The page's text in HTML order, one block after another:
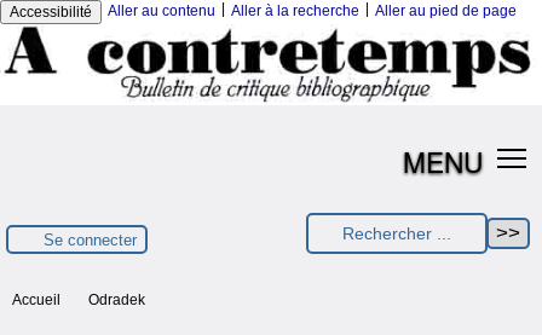
Accessibilité Aller au contenu Aller à la recherche Aller au pied de page
MENU
Se connecter
Accueil Odradek